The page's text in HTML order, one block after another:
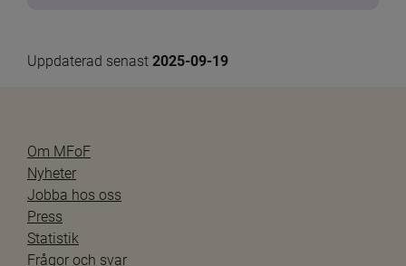
Uppdaterad senast 2025-09-19
Om MFoF
Nyheter
Jobba hos oss
Press
Statistik
Frågor och svar